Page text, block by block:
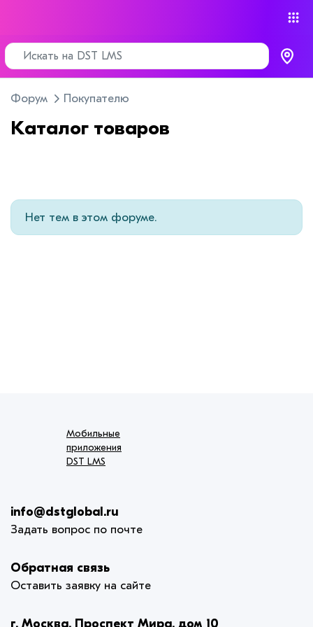
Форум Покупателю
Каталог товаров
Нет тем в этом форуме.
Мобильные
приложения
DST LMS
info@dstglobal.ru
Задать вопрос по почте
Обратная связь
Оставить заявку на сайте
г. Москва, Проспект Мира, дом 10